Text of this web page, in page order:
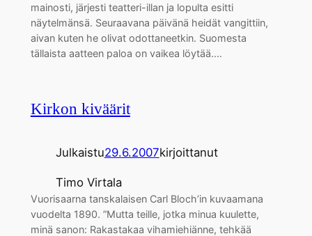
mainosti, järjesti teatteri-illan ja lopulta esitti
näytelmänsä. Seuraavana päivänä heidät vangittiin,
aivan kuten he olivat odottaneetkin. Suomesta
tällaista aatteen paloa on vaikea löytää.…
Kirkon kiväärit
Julkaistu29.6.2007kirjoittanut
Timo Virtala
Vuorisaarna tanskalaisen Carl Bloch’in kuvaamana
vuodelta 1890. ”Mutta teille, jotka minua kuulette,
minä sanon: Rakastakaa vihamiehiänne, tehkää